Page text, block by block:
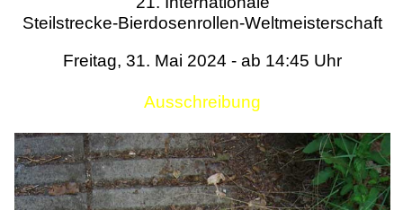
Literatur
Termine
Steilstrecke-Bierdosenrollen-Weltmeisterschaft
Freitag, 31. Mai 2024 - ab 14:45 Uhr
Ausschreibung